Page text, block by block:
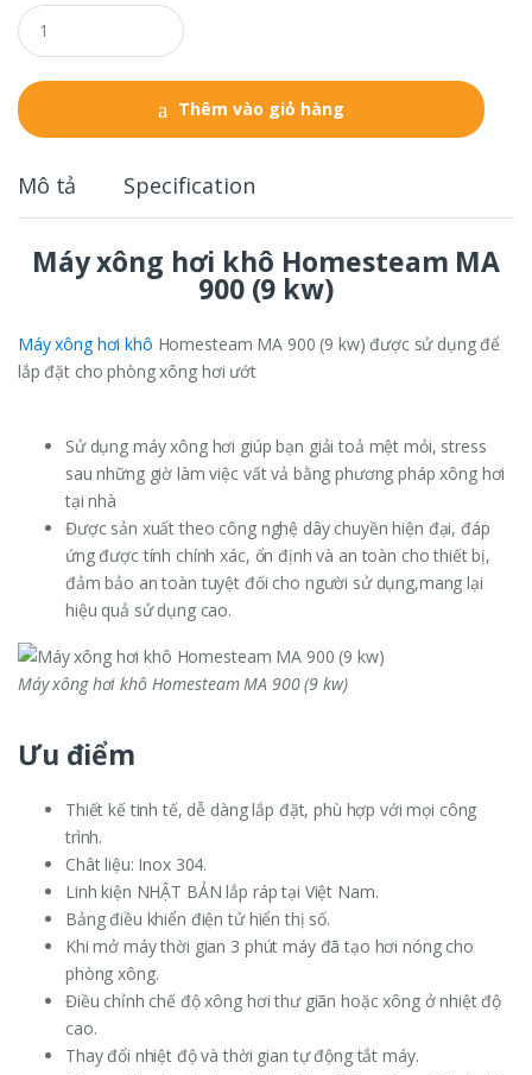
Q
u
a
t
i
Thêm vào giỏ hàng
Mô tả Specification
Máy xông hơi khô Homesteam MA
900 (9 kw)
Máy xông hơi khô Homesteam MA 900 (9 kw) được sử dụng để
lắp đặt cho phòng xông hơi ướt
Sử dụng máy xông hơi giúp bạn giải toả mệt mỏi, stress
sau những giờ làm việc vất vả bằng phương pháp xông hơi
tại nhà
Được sản xuất theo công nghệ dây chuyền hiện đại, đáp
ứng được tính chính xác, ổn định và an toàn cho thiết bị,
đảm bảo an toàn tuyệt đối cho người sử dụng,mang lại
hiệu quả sử dụng cao.
Máy xông hơi khô Homesteam MA 900 (9 kw)
Ưu điểm
Thiết kế tinh tế, dễ dàng lắp đặt, phù hợp với mọi công
trình.
Chât liệu: Inox 304.
Linh kiện NHẬT BẢN lắp ráp tại Việt Nam.
Bảng điều khiển điện tử hiển thị số.
Khi mở máy thời gian 3 phút máy đã tạo hơi nóng cho
phòng xông.
Điều chỉnh chế độ xông hơi thư giãn hoặc xông ở nhiệt độ
cao.
Thay đổi nhiệt độ và thời gian tự động tắt máy.